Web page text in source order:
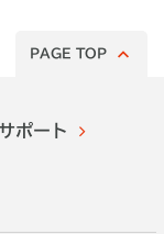
PAGE TOP
ポート